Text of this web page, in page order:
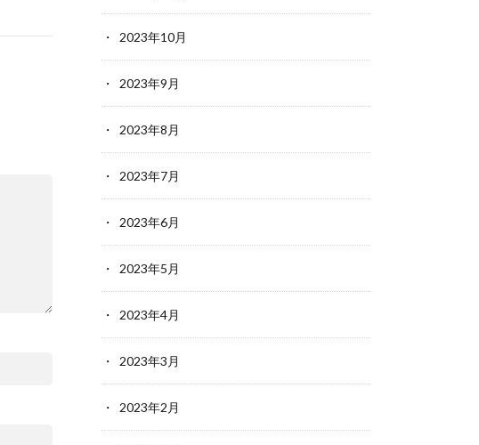
2023年10月
2023年9月
2023年8月
2023年7月
2023年6月
2023年5月
2023年4月
2023年3月
2023年2月